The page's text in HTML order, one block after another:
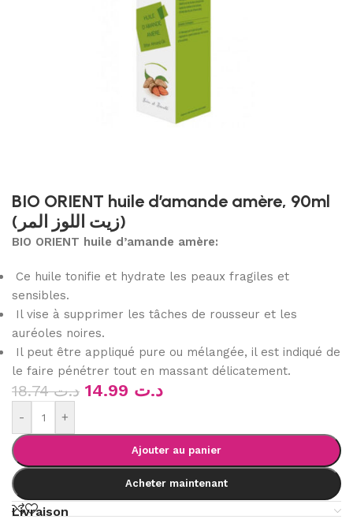
BIO ORIENT huile d’amande amère, 90ml
(زيت اللوز المر)
BIO ORIENT huile d’amande amère:
Ce huile tonifie et hydrate les peaux fragiles et
sensibles.
Il vise à supprimer les tâches de rousseur et les
auréoles noires.
Il peut être appliqué pure ou mélangée, il est indiqué de
le faire pénétrer tout en massant délicatement.
د.ت18.74 د.ت
- +
Ajouter au panier
Acheter maintenant
Livraison